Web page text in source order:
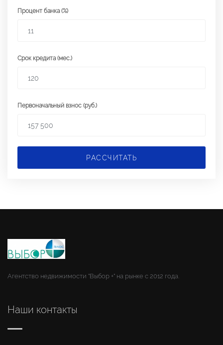
Процент банка (%)
Срок кредита (мес.)
Первоначальный взнос (руб.)
РАССЧИТАТЬ
Агентство недвижимости "Выбор +" на рынке с 2012 года.
Наши контакты